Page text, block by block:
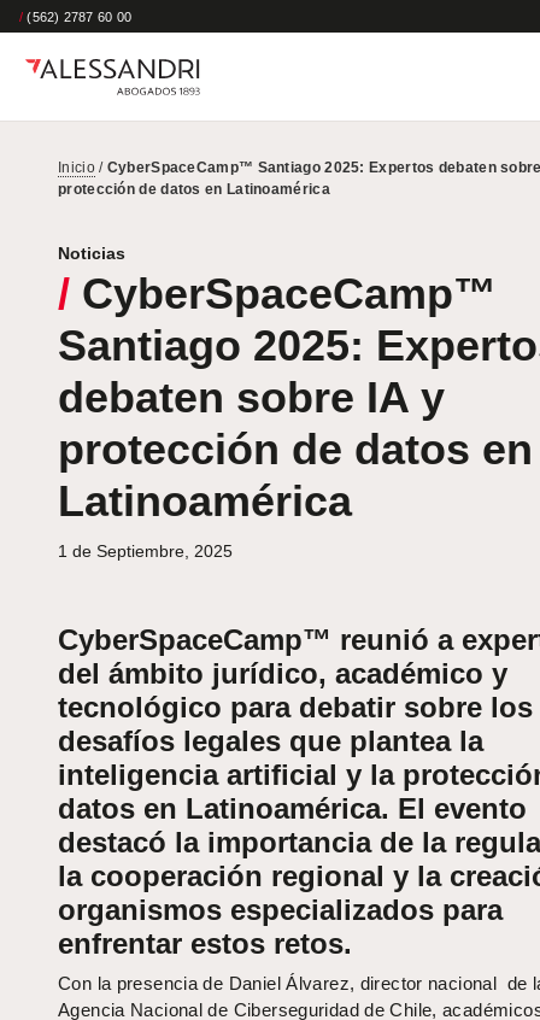
/ (562) 2787 60 00
Inicio/ CyberSpaceCamp™ Santiago 2025: Expertos debaten
protección de datos en Latinoamérica
Noticias
/ CyberSpaceCamp™
Santiago 2025:
debaten sobre IA y
protección de datos en
Latinoamérica
1 de Septiembre, 2025
CyberSpaceCamp™ reunió a
del ámbito jurídico, académico y
tecnológico para debatir sobre los
desafíos legales que plantea la
inteligencia artificial y la
datos en Latinoamérica. El evento
destacó la importancia de la
la cooperación regional y la
organismos especializados para
enfrentar estos retos.
Con la presencia de Daniel Álvarez, director nacional de
Agencia Nacional de Ciberseguridad de Chile,